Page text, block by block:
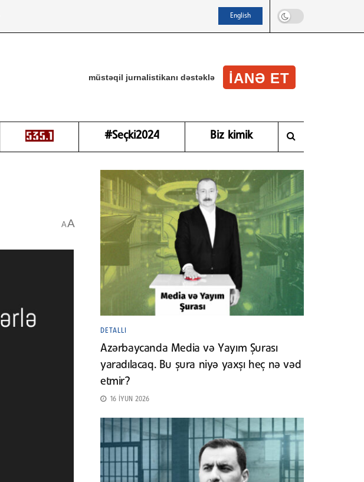
English
müstəqil jurnalistikanı dəstəklə IANƏ ET
#Seçki2024 Biz kimik
AA
DETALLI
Azərbaycanda Media və Yayım Şurası
yaradılacaq. Bu şura niyə yaxşı heç nə vəd
etmir?
16 İYUN 2026